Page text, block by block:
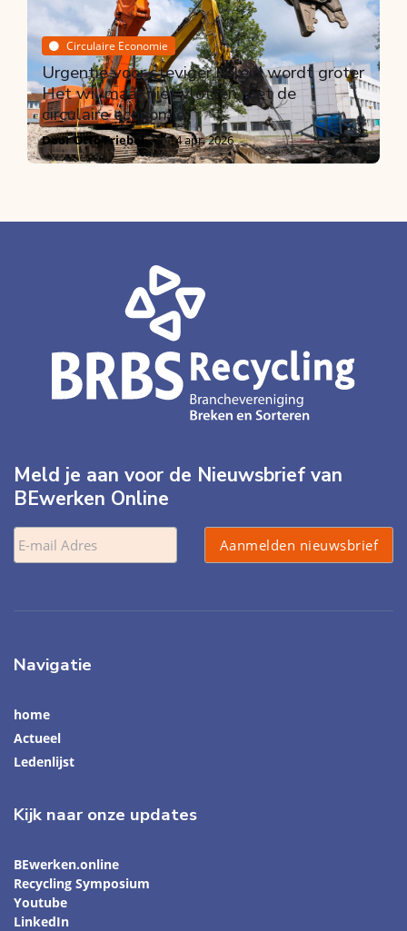
Circulaire Economie
Urgentie voor steviger beleid wordt groter
Het wil maar niet vlotten met de
circulaire economie
Door Otto Friebel 14 apr. 2026
Meld je aan voor de Nieuwsbrief van
BEwerken Online
Navigatie
home
Actueel
Ledenlijst
Kijk naar onze updates
BEwerken.online
Recycling Symposium
Youtube
LinkedIn